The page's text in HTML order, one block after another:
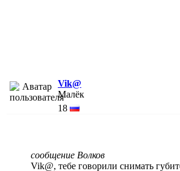
Vik@
Малёк
18
сообщение Волков
Vik@, тебе говорили снимать